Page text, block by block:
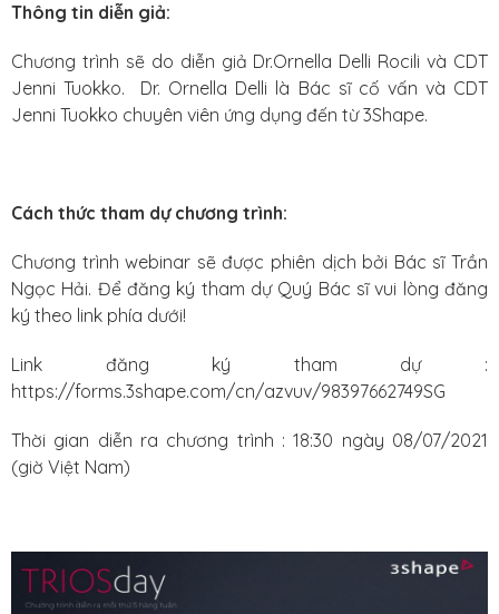
Thông tin diễn giả:
Chương trình sẽ do diễn giả Dr.Ornella Delli Rocili và CDT
Jenni Tuokko. Dr. Ornella Delli là Bác sĩ cố vấn và CDT
Jenni Tuokko chuyên viên ứng dụng đến từ 3Shape.
Cách thức tham dự chương trình:
Chương trình webinar sẽ được phiên dịch bởi Bác sĩ Trần
Ngọc Hải. Để đăng ký tham dự Quý Bác sĩ vui lòng đăng
ký theo link phía dưới!
Link đăng ký tham dự :
https://forms.3shape.com/cn/azvuv/98397662749SG
Thời gian diễn ra chương trình : 18:30 ngày 08/07/2021
(giờ Việt Nam)